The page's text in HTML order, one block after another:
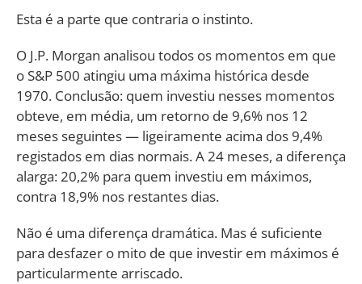
Esta é a parte que contraria o instinto.
O J.P. Morgan analisou todos os momentos em que
o S&P 500 atingiu uma máxima histórica desde
1970. Conclusão: quem investiu nesses momentos
obteve, em média, um retorno de 9,6% nos 12
meses seguintes — ligeiramente acima dos 9,4%
registados em dias normais. A 24 meses, a diferença
alarga: 20,2% para quem investiu em máximos,
contra 18,9% nos restantes dias.
Não é uma diferença dramática. Mas é suficiente
para desfazer o mito de que investir em máximos é
particularmente arriscado.